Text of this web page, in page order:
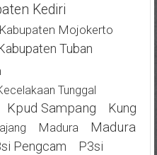
Kediri
Kabupaten Mojokerto
Tuban
Tunggal
Kpud Sampang
Kung
Madura
Madura
Pengcam
P3si